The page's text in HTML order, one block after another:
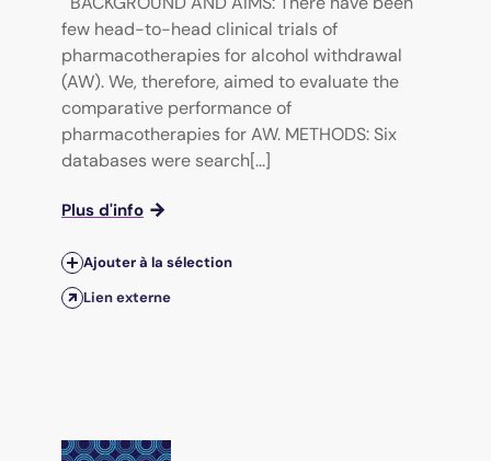
few head-to-head clinical trials of
pharmacotherapies for alcohol withdrawal
(AW). We, therefore, aimed to evaluate the
comparative performance of
pharmacotherapies for AW. METHODS: Six
databases were search[...]
Plus d'info
Ajouter à la sélection
Lien externe